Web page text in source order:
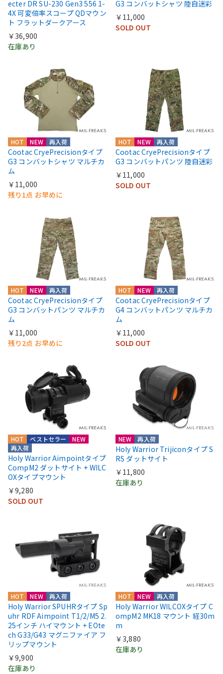
ecter DR SU-230 Gen3 556 1-
4X 可変倍率スコープ QDマウン
ト フラットダークアース
￥36,900
在庫あり
G3 コンバットシャツ 陸自迷彩
￥11,000
SOLD OUT
HOT NEW 再入荷
Cootac CryePrecisionタイプ
G3 コンバットシャツ マルチカ
ム
￥11,000
残り1点 お早めに
HOT NEW 再入荷
Cootac CryePrecisionタイプ
G3 コンバットパンツ 陸自迷彩
￥11,000
SOLD OUT
HOT NEW 再入荷
Cootac CryePrecisionタイプ
G3 コンバットパンツ マルチカ
ム
￥11,000
残り2点 お早めに
HOT NEW 再入荷
Cootac CryePrecisionタイプ
G4 コンバットパンツ マルチカ
ム
￥11,000
SOLD OUT
HOT
NEW
再入荷
ベストセラー
Holy Warrior Aimpointタイプ
CompM2 ダットサイト + WILC
OXタイプマウント
￥9,280
SOLD OUT
NEW 再入荷
Holy Warrior Trijiconタイプ S
RS ダットサイト
￥11,800
在庫あり
HOT NEW 再入荷
Holy Warrior SPUHRタイプ Sp
uhr RDF Aimpoint T1/2/M5 2.
25インチ ハイマウント + EOte
ch G33/G43 マグニファイア フ
リップマウント
￥9,900
在庫あり
HOT NEW 再入荷
Holy Warrior WILCOXタイプ C
ompM2 MK18 マウント 経30m
m
￥3,880
在庫あり